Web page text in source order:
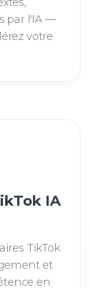
par l'IA —
votre
IA
TikTok
et
en